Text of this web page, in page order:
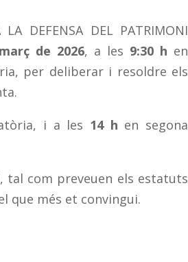
DEFENSA DEL PATRIMONI
de 2026, a les 9:30 h en
per deliberar i resoldre els
i a les 14 h en segona
tal com preveuen els estatuts
que més et convingui.